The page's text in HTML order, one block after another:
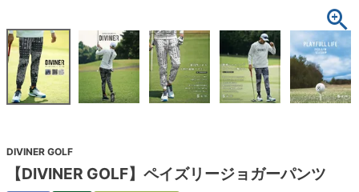
DIVINER GOLF
【DIVINER GOLF】ペイズリージョガーパンツ